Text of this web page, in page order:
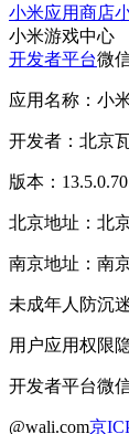
小米应用商店
小米游戏中心
开发者平台微
应用名称：小
开发者：北京
版本：
北京地址：北
南京地址：南
未成年人防沉
用户应用权限
开发者平台微
@wali.com京